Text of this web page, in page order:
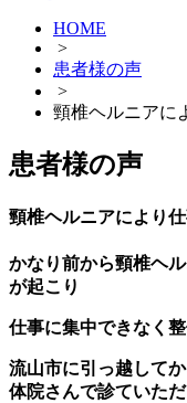
HOME
>
患者様の声
>
頸椎ヘルニアに
患者様の声
頸椎ヘルニアにより
かなり前から頸椎ヘ
が起こり
仕事に集中できなく
流山市に引っ越して
体院さんで診ていただ